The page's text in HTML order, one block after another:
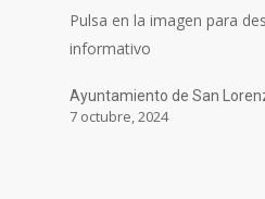
Pulsa en la imagen para
informativo
Ayuntamiento de San
7 octubre, 2024